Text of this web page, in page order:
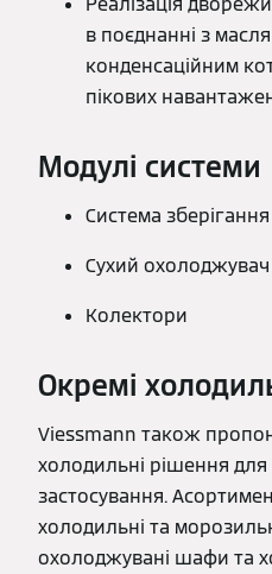
в поєднанні з
конденсаційним
пікових
Модулі системи
Система
Сухий охолоджувач
Колектори
Окремі
Viessmann також
холодильні рішення
застосування.
холодильні та
охолоджувані шафи та